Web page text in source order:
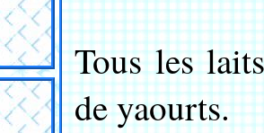
Tous les
de yaourts.